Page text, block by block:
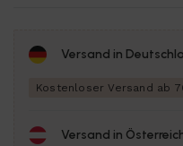
Versand in
Kostenloser Versand ab
Versand in